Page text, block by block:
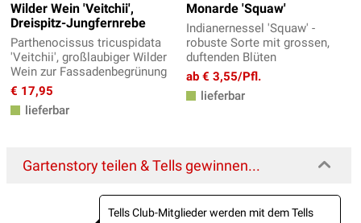
Wilder Wein 'Veitchii',
Dreispitz-Jungfernrebe
Parthenocissus tricuspidata
'Veitchii', großlaubiger Wilder
Wein zur Fassadenbegrünung
€ 17,95
lieferbar
Monarde 'Squaw'
Indianernessel 'Squaw' -
robuste Sorte mit grossen,
duftenden Blüten
ab € 3,55/Pfl.
lieferbar
Gartenstory teilen & Tells gewinnen...
Tells Club-Mitglieder werden mit dem Tells